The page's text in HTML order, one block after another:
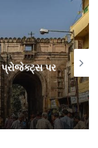
પ્રોજેક્ટ્સ પર